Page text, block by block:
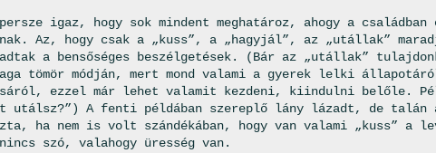
igaz, hogy sok mindent meghatároz, ahogy a családban
Az, hogy csak a „kuss”, a „hagyjál”, az „utállak”
a bensőséges beszélgetések. (Bár az „utállak”
tömör módján, mert mond valami a gyerek lelki
ezzel már lehet valamit kezdeni, kiindulni belőle.
utálsz?”) A fenti példában szereplő lány lázadt, de
ha nem is volt szándékában, hogy van valami „kuss” a
szó, valahogy üresség van.